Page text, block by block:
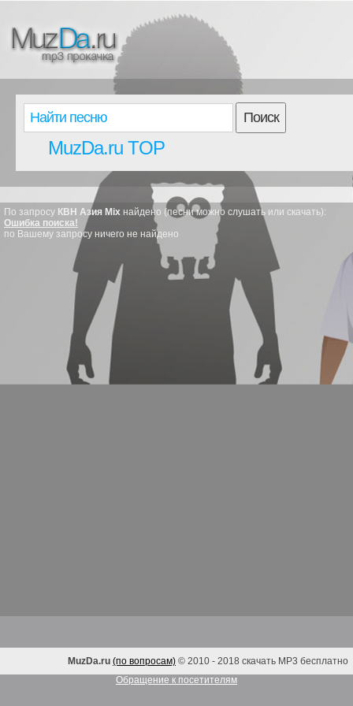
Поиск
MuzDa.ru TOP
По запросу КВН Азия Mix найдено (песни можно слушать или скачать):
Ошибка поиска!
по Вашему запросу ничего не найдено
MuzDa.ru (по вопросам) © 2010 - 2018 скачать MP3 бесплатно
Обращение к посетителям